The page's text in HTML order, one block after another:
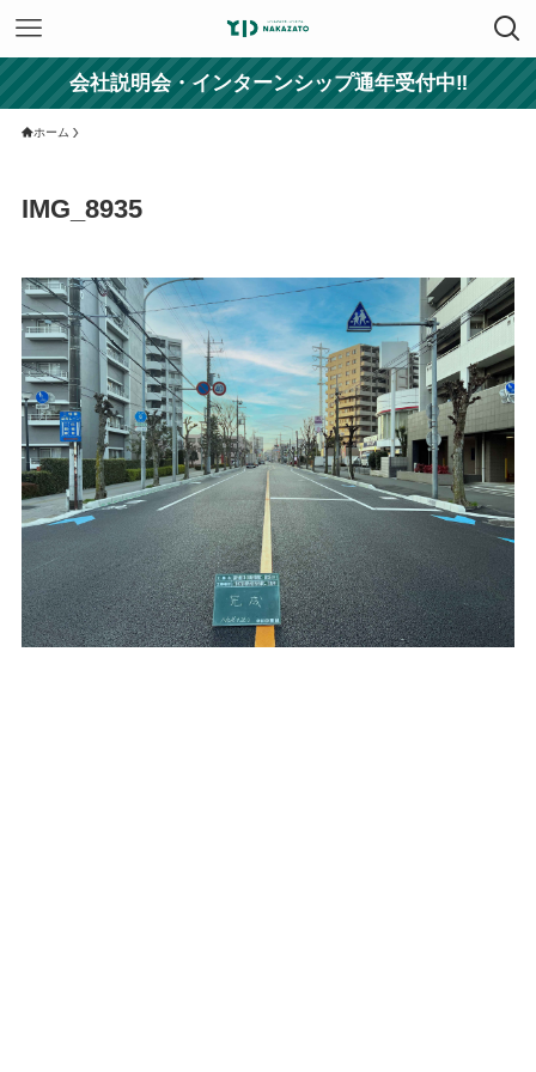
会社説明会・インターンシップ通年受付中‼
ホーム
IMG_8935